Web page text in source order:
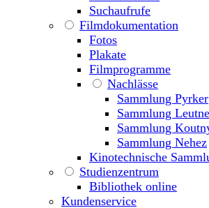
Suchaufrufe
Filmdokumentation
Fotos
Plakate
Filmprogramme
Nachlässe
Sammlung Pyrker
Sammlung
Sammlung
Sammlung Nehez
Kinotechnische
Studienzentrum
Bibliothek online
Kundenservice